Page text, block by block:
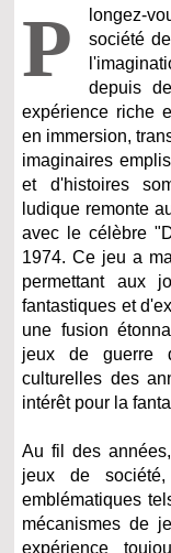
P
longez-
société
depuis
expérience riche
en immersion,
imaginaires
et d'histoires
ludique remonte
avec le célèbre
1974. Ce jeu a
permettant aux
fantastiques et
une fusion
jeux de guerre
culturelles des
intérêt pour la
Au fil des
jeux de
emblématiques
mécanismes de
expérience